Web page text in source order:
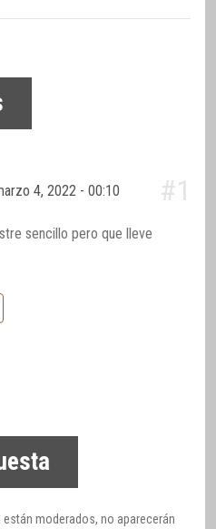
4, 2022 - 00:10 #1
sencillo pero que lleve
moderados, no aparecerán